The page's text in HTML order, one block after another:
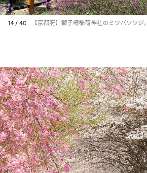
14 / 40 【京都府】獅子崎稲荷神社のミツバツツジ。